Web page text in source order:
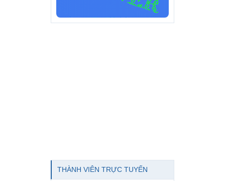
THÀNH VIÊN TRỰC TUYẾN